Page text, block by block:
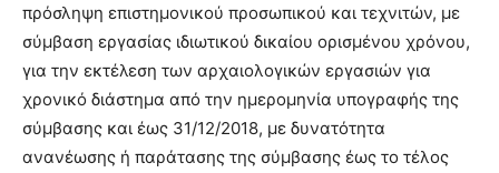
πρόσληψη επιστημονικού προσωπικού και τεχνιτών, με
σύμβαση εργασίας ιδιωτικού δικαίου ορισμένου χρόνου,
για την εκτέλεση των αρχαιολογικών εργασιών για
χρονικό διάστημα από την ημερομηνία υπογραφής της
σύμβασης και έως 31/12/2018, με δυνατότητα
ανανέωσης ή παράτασης της σύμβασης έως το τέλος